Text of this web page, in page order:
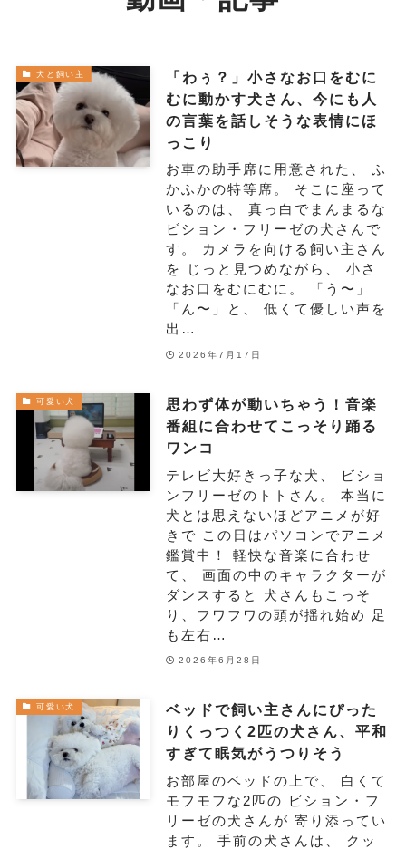
犬と飼い主
「わぅ？」小さなお口をむに
むに動かす犬さん、今にも人
の言葉を話しそうな表情にほ
っこり
お車の助手席に用意された、 ふ
かふかの特等席。 そこに座って
いるのは、 真っ白でまんまるな
ビション・フリーゼの犬さんで
す。 カメラを向ける飼い主さん
を じっと見つめながら、 小さ
なお口をむにむに。 「う〜」
「ん〜」と、 低くて優しい声を
出…
2026年7月17日
可愛い犬
思わず体が動いちゃう！音楽
番組に合わせてこっそり踊る
ワンコ
テレビ大好きっ子な犬、 ビショ
ンフリーゼのトトさん。 本当に
犬とは思えないほどアニメが好
きで この日はパソコンでアニメ
鑑賞中！ 軽快な音楽に合わせ
て、 画面の中のキャラクターが
ダンスすると 犬さんもこっそ
り、フワフワの頭が揺れ始め 足
も左右…
2026年6月28日
可愛い犬
ベッドで飼い主さんにぴった
りくっつく2匹の犬さん、平和
すぎて眠気がうつりそう
お部屋のベッドの上で、 白くて
モフモフな2匹の ビション・フ
リーゼの犬さんが 寄り添ってい
ます。 手前の犬さんは、 クッ